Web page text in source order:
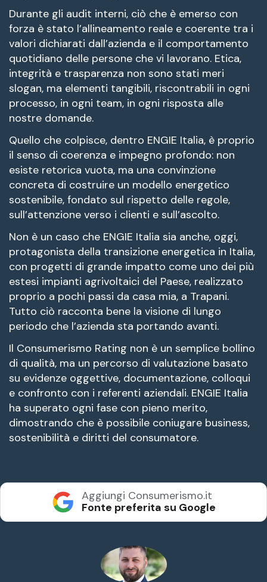
Durante gli audit interni, ciò che è emerso con
forza è stato l’allineamento reale e coerente tra i
valori dichiarati dall’azienda e il comportamento
quotidiano delle persone che vi lavorano. Etica,
integrità e trasparenza non sono stati meri
slogan, ma elementi tangibili, riscontrabili in ogni
processo, in ogni team, in ogni risposta alle
nostre domande.
Quello che colpisce, dentro ENGIE Italia, è proprio
il senso di coerenza e impegno profondo: non
esiste retorica vuota, ma una convinzione
concreta di costruire un modello energetico
sostenibile, fondato sul rispetto delle regole,
sull’attenzione verso i clienti e sull’ascolto.
Non è un caso che ENGIE Italia sia anche, oggi,
protagonista della transizione energetica in Italia,
con progetti di grande impatto come uno dei più
estesi impianti agrivoltaici del Paese, realizzato
proprio a pochi passi da casa mia, a Trapani.
Tutto ciò racconta bene la visione di lungo
periodo che l’azienda sta portando avanti.
Il Consumerismo Rating non è un semplice bollino
di qualità, ma un percorso di valutazione basato
su evidenze oggettive, documentazione, colloqui
e confronto con i referenti aziendali. ENGIE Italia
ha superato ogni fase con pieno merito,
dimostrando che è possibile coniugare business,
sostenibilità e diritti del consumatore.
Aggiungi Consumerismo.it
Fonte preferita su Google